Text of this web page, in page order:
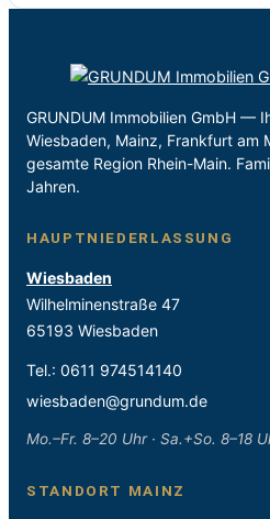
GRUNDUM Immobilien GmbH —
Wiesbaden, Mainz, Frankfurt am
gesamte Region Rhein-Main.
Jahren.
HAUPTNIEDERLASSUNG
Wiesbaden
Wilhelminenstraße 47
65193 Wiesbaden
Tel.: 0611 974514140
wiesbaden@grundum.de
Mo.–Fr. 8–20 Uhr · Sa.+So. 8–18
STANDORT MAINZ